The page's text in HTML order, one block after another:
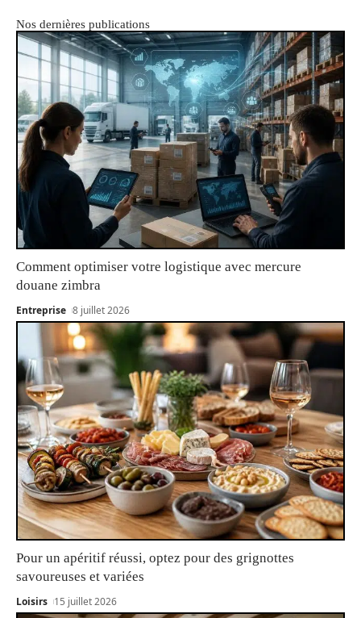
Nos dernières publications
Comment optimiser votre logistique avec mercure
douane zimbra
Entreprise 8 juillet 2026
Pour un apéritif réussi, optez pour des grignottes
savoureuses et variées
Loisirs 15 juillet 2026